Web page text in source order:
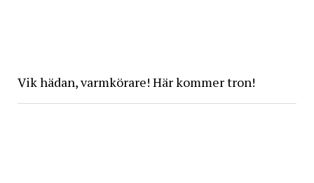
Vik hädan, varmkörare! Här kommer tron!